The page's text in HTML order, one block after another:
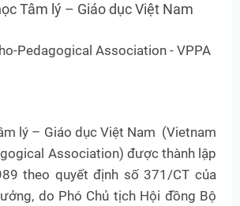
Tâm lý – Giáo dục Việt Nam
Pedagogical Association - VPPA
lý – Giáo dục Việt Nam (Vietnam
Association) được thành lập
theo quyết định số 371/CT của
do Phó Chủ tịch Hội đồng Bộ